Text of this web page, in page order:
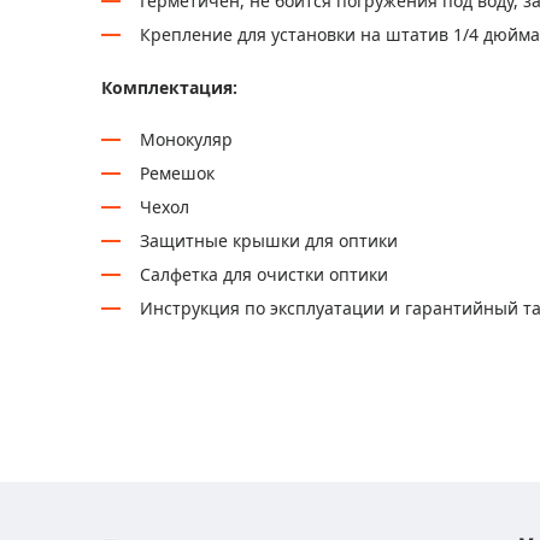
Крепление для установки на штатив 1/4 дюйма
Комплектация:
Монокуляр
Ремешок
Чехол
Защитные крышки для оптики
Салфетка для очистки оптики
Инструкция по эксплуатации и гарантийный